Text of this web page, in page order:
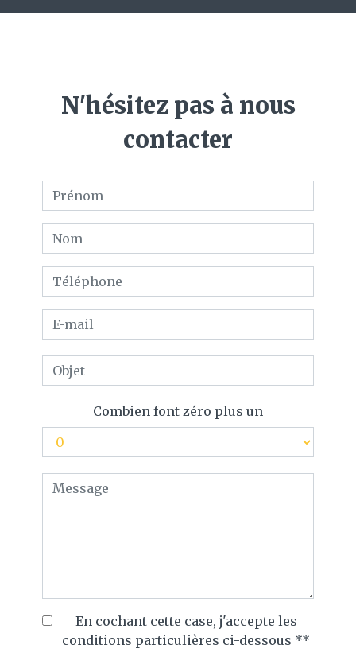
N'hésitez pas à nous
contacter
Combien font zéro plus un
En cochant cette case, j'accepte les
conditions particulières ci-dessous **